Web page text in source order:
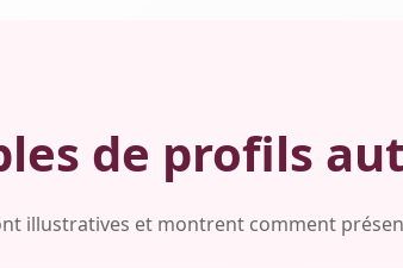
de profils
illustratives et montrent comment